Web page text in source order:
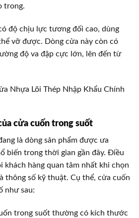
trong.
độ chịu lực tương đối cao, dùng
vỡ được. Dòng cửa này còn có
độ va đập cực lớn, lên đến từ
Nhựa Lõi Thép Nhập Khẩu Chính
cửa cuốn trong suốt
là dòng sản phẩm được ưa
biến trong thời gian gần đây. Điều
khách hàng quan tâm nhất khi chọn
thông số kỹ thuật. Cụ thể, cửa cuốn
như sau:
trong suốt thường có kích thước